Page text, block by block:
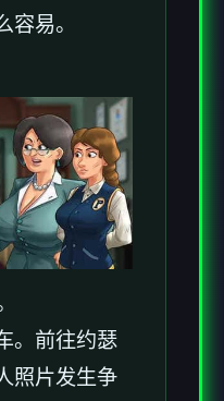
容易。
。前往约瑟
照片发生争